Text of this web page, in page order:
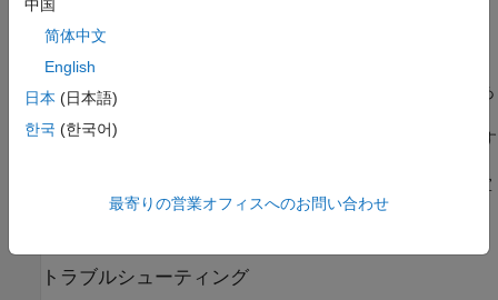
このルールは、識別子のスコープを考慮しません。
Polyspace
異なる 2 つの識別子の違いが、前述のリストで挙げられているあ
陥を報告します。ルール チェッカーは、このルールをチェックす
は、識別子のスコープを考慮しません。スコープ固有の識別子宣
言違反を特定するには、 MISRA C++:2008 Rule 2-10-1
トラブルシューティング
中国
简体中文
English
日本 (日本語)
한국 (한국어)
最寄りの営業オフィスへのお問い合わせ